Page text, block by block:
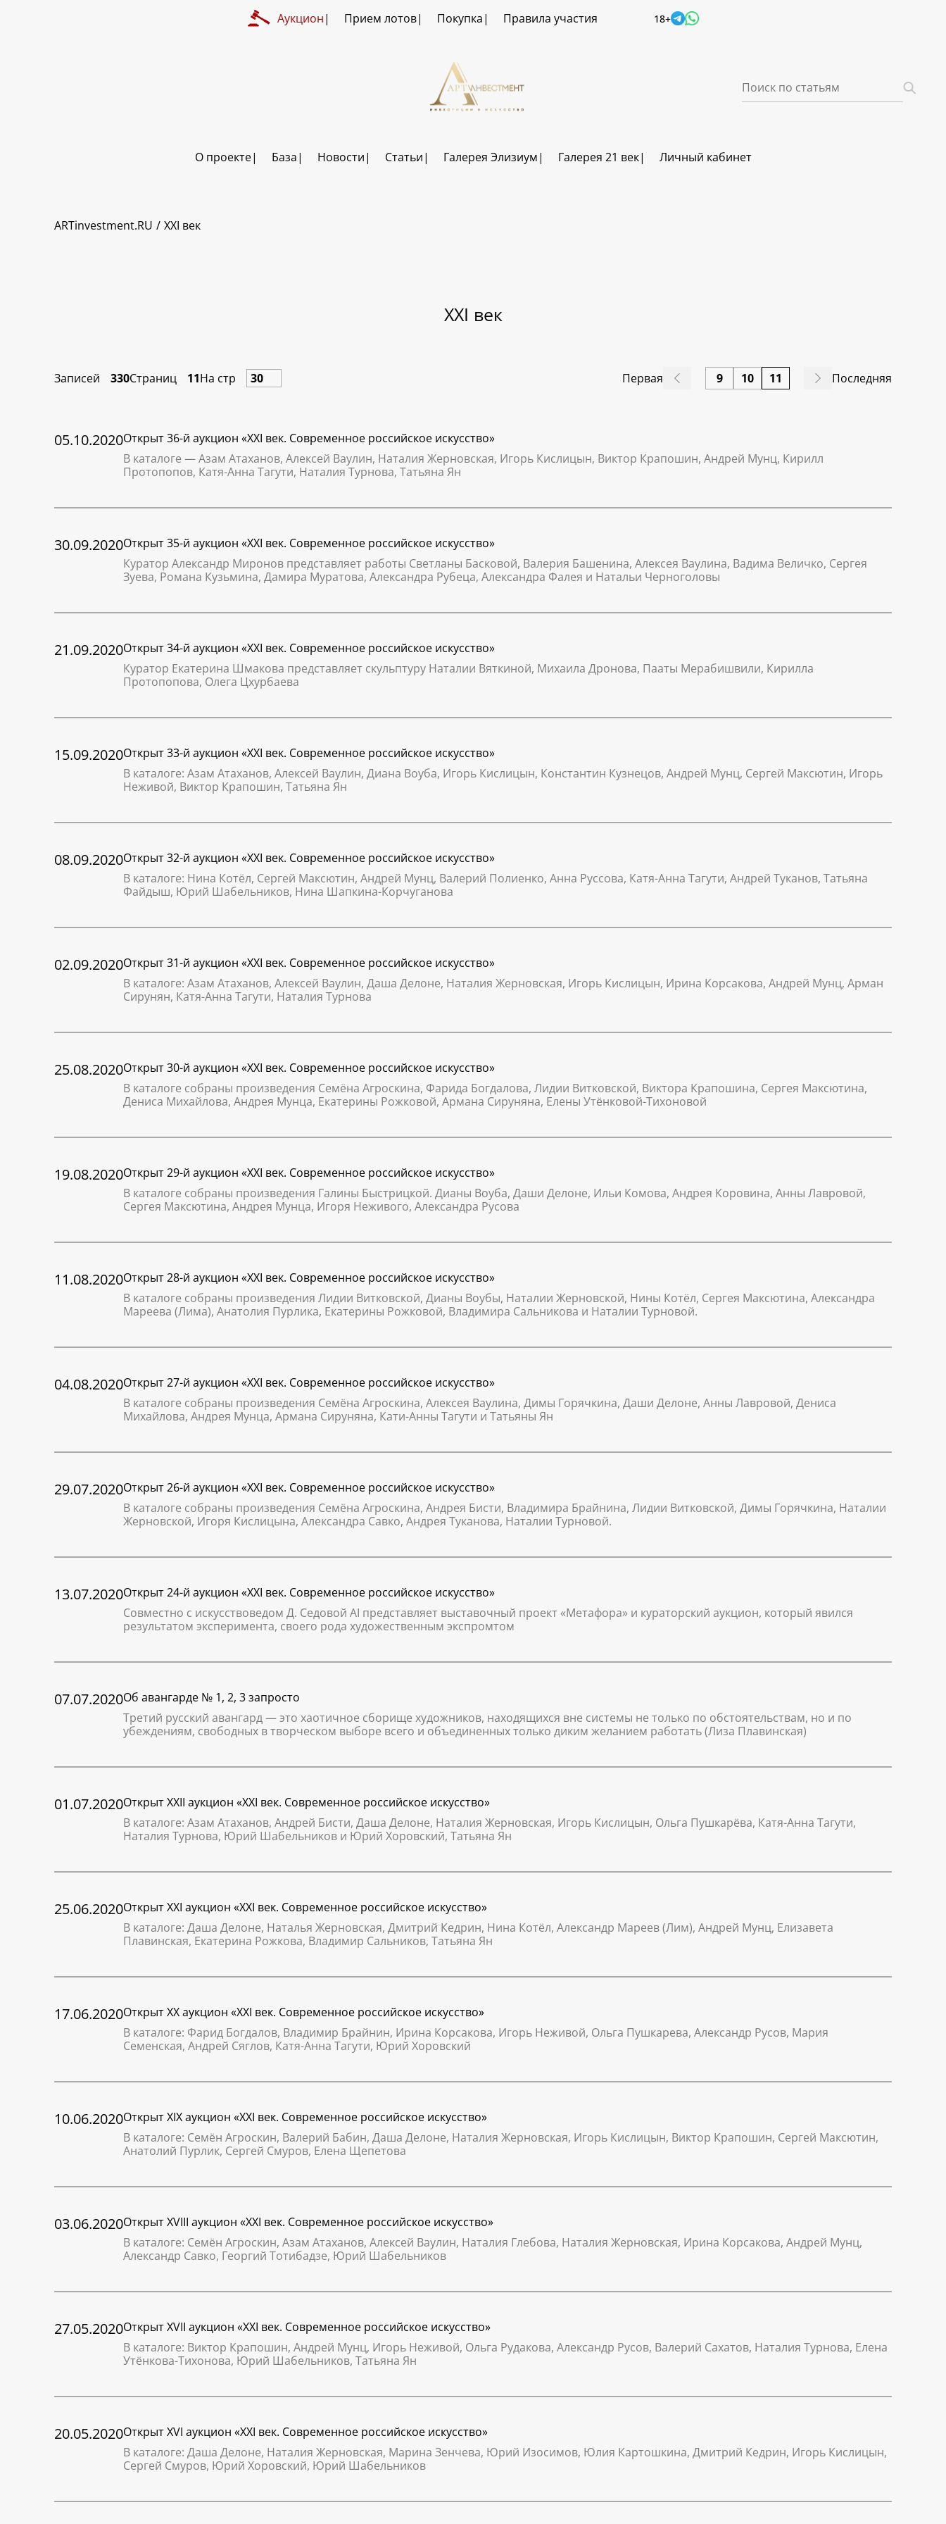
Аукцион Прием лотов Покупка Правила участия 18+
О проекте База Новости Статьи Галерея Элизиум Галерея 21 век Личный кабинет
ARTinvestment.RU XXI век
XXI век
Записей 330Страниц 11На стр Первая 9 10 11 Последняя
Открыт 36-й аукцион «XXI век. Современное российское искусство»
В каталоге — Азам Атаханов, Алексей Ваулин, Наталия Жерновская, Игорь Кислицын, Виктор Крапошин, Андрей Мунц, Кирилл
Протопопов, Катя-Анна Тагути, Наталия Турнова, Татьяна Ян
05.10.2020
Открыт 35-й аукцион «XXI век. Современное российское искусство»
Куратор Александр Миронов представляет работы Светланы Басковой, Валерия Башенина, Алексея Ваулина, Вадима Величко, Сергея
Зуева, Романа Кузьмина, Дамира Муратова, Александра Рубеца, Александра Фалея и Натальи Черноголовы
30.09.2020
Открыт 34-й аукцион «XXI век. Современное российское искусство»
Куратор Екатерина Шмакова представляет скульптуру Наталии Вяткиной, Михаила Дронова, Пааты Мерабишвили, Кирилла
Протопопова, Олега Цхурбаева
21.09.2020
Открыт 33-й аукцион «XXI век. Современное российское искусство»
В каталоге: Азам Атаханов, Алексей Ваулин, Диана Воуба, Игорь Кислицын, Константин Кузнецов, Андрей Мунц, Сергей Максютин, Игорь
Неживой, Виктор Крапошин, Татьяна Ян
15.09.2020
Открыт 32-й аукцион «XXI век. Современное российское искусство»
В каталоге: Нина Котёл, Сергей Максютин, Андрей Мунц, Валерий Полиенко, Анна Руссова, Катя-Анна Тагути, Андрей Туканов, Татьяна
Файдыш, Юрий Шабельников, Нина Шапкина-Корчуганова
08.09.2020
Открыт 31-й аукцион «XXI век. Современное российское искусство»
В каталоге: Азам Атаханов, Алексей Ваулин, Даша Делоне, Наталия Жерновская, Игорь Кислицын, Ирина Корсакова, Андрей Мунц, Арман
Сирунян, Катя-Анна Тагути, Наталия Турнова
02.09.2020
Открыт 30-й аукцион «XXI век. Современное российское искусство»
В каталоге собраны произведения Семёна Агроскина, Фарида Богдалова, Лидии Витковской, Виктора Крапошина, Сергея Максютина,
Дениса Михайлова, Андрея Мунца, Екатерины Рожковой, Армана Сируняна, Елены Утёнковой-Тихоновой
25.08.2020
Открыт 29-й аукцион «XXI век. Современное российское искусство»
В каталоге собраны произведения Галины Быстрицкой. Дианы Воуба, Даши Делоне, Ильи Комова, Андрея Коровина, Анны Лавровой,
Сергея Максютина, Андрея Мунца, Игоря Неживого, Александра Русова
19.08.2020
Открыт 28-й аукцион «XXI век. Современное российское искусство»
В каталоге собраны произведения Лидии Витковской, Дианы Воубы, Наталии Жерновской, Нины Котёл, Сергея Максютина, Александра
Мареева (Лима), Анатолия Пурлика, Екатерины Рожковой, Владимира Сальникова и Наталии Турновой.
11.08.2020
Открыт 27-й аукцион «XXI век. Современное российское искусство»
В каталоге собраны произведения Семёна Агроскина, Алексея Ваулина, Димы Горячкина, Даши Делоне, Анны Лавровой, Дениса
Михайлова, Андрея Мунца, Армана Сируняна, Кати-Анны Тагути и Татьяны Ян
04.08.2020
Открыт 26-й аукцион «XXI век. Современное российское искусство»
В каталоге собраны произведения Семёна Агроскина, Андрея Бисти, Владимира Брайнина, Лидии Витковской, Димы Горячкина, Наталии
Жерновской, Игоря Кислицына, Александра Савко, Андрея Туканова, Наталии Турновой.
29.07.2020
Открыт 24-й аукцион «XXI век. Современное российское искусство»
Совместно с искусствоведом Д. Седовой AI представляет выставочный проект «Метафора» и кураторский аукцион, который явился
результатом эксперимента, своего рода художественным экспромтом
13.07.2020
Об авангарде № 1, 2, 3 запросто
Третий русский авангард — это хаотичное сборище художников, находящихся вне системы не только по обстоятельствам, но и по
убеждениям, свободных в творческом выборе всего и объединенных только диким желанием работать (Лиза Плавинская)
07.07.2020
Открыт XXII аукцион «XXI век. Современное российское искусство»
В каталоге: Азам Атаханов, Андрей Бисти, Даша Делоне, Наталия Жерновская, Игорь Кислицын, Ольга Пушкарёва, Катя-Анна Тагути,
Наталия Турнова, Юрий Шабельников и Юрий Хоровский, Татьяна Ян
01.07.2020
Открыт XXI аукцион «XXI век. Современное российское искусство»
В каталоге: Даша Делоне, Наталья Жерновская, Дмитрий Кедрин, Нина Котёл, Александр Мареев (Лим), Андрей Мунц, Елизавета
Плавинская, Екатерина Рожкова, Владимир Сальников, Татьяна Ян
25.06.2020
Открыт XX аукцион «XXI век. Современное российское искусство»
В каталоге: Фарид Богдалов, Владимир Брайнин, Ирина Корсакова, Игорь Неживой, Ольга Пушкарева, Александр Русов, Мария
Семенская, Андрей Сяглов, Катя-Анна Тагути, Юрий Хоровский
17.06.2020
Открыт XIX аукцион «XXI век. Современное российское искусство»
В каталоге: Семён Агроскин, Валерий Бабин, Даша Делоне, Наталия Жерновская, Игорь Кислицын, Виктор Крапошин, Сергей Максютин,
Анатолий Пурлик, Сергей Смуров, Елена Щепетова
10.06.2020
Открыт XVIII аукцион «XXI век. Современное российское искусство»
В каталоге: Семён Агроскин, Азам Атаханов, Алексей Ваулин, Наталия Глебова, Наталия Жерновская, Ирина Корсакова, Андрей Мунц,
Александр Савко, Георгий Тотибадзе, Юрий Шабельников
03.06.2020
Открыт XVII аукцион «XXI век. Современное российское искусство»
В каталоге: Виктор Крапошин, Андрей Мунц, Игорь Неживой, Ольга Рудакова, Александр Русов, Валерий Сахатов, Наталия Турнова, Елена
Утёнкова-Тихонова, Юрий Шабельников, Татьяна Ян
27.05.2020
Открыт XVI аукцион «XXI век. Современное российское искусство»
В каталоге: Даша Делоне, Наталия Жерновская, Марина Зенчева, Юрий Изосимов, Юлия Картошкина, Дмитрий Кедрин, Игорь Кислицын,
Сергей Смуров, Юрий Хоровский, Юрий Шабельников
20.05.2020